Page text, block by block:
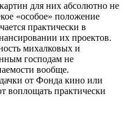
для них абсолютно не
«особое» положение
практически в
их проектов.
михалковых и
господам не
вообще.
от Фонда кино или
воплощать практически